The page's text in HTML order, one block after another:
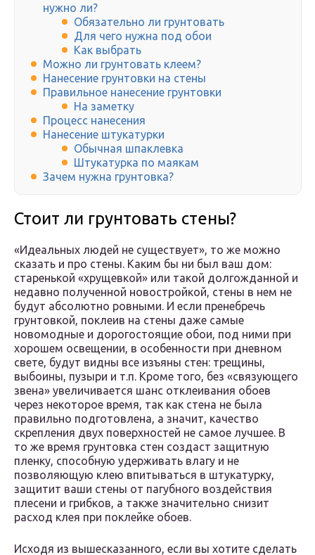
нужно ли?
Обязательно ли грунтовать
Для чего нужна под обои
Как выбрать
Можно ли грунтовать клеем?
Нанесение грунтовки на стены
Правильное нанесение грунтовки
На заметку
Процесс нанесения
Нанесение штукатурки
Обычная шпаклевка
Штукатурка по маякам
Зачем нужна грунтовка?
Стоит ли грунтовать стены?
«Идеальных людей не существует», то же можно
сказать и про стены. Каким бы ни был ваш дом:
старенькой «хрущевкой» или такой долгожданной и
недавно полученной новостройкой, стены в нем не
будут абсолютно ровными. И если пренебречь
грунтовкой, поклеив на стены даже самые
новомодные и дорогостоящие обои, под ними при
хорошем освещении, в особенности при дневном
свете, будут видны все изъяны стен: трещины,
выбоины, пузыри и т.п. Кроме того, без «связующего
звена» увеличивается шанс отклеивания обоев
через некоторое время, так как стена не была
правильно подготовлена, а значит, качество
скрепления двух поверхностей не самое лучшее. В
то же время грунтовка стен создаст защитную
пленку, способную удерживать влагу и не
позволяющую клею впитываться в штукатурку,
защитит ваши стены от пагубного воздействия
плесени и грибков, а также значительно снизит
расход клея при поклейке обоев.
Исходя из вышесказанного, если вы хотите сделать